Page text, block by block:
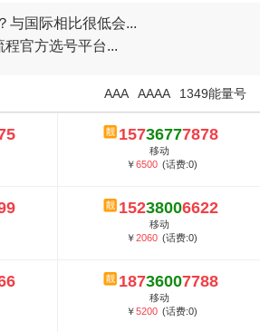
与国际相比很低会...
官方选号平台...
费...
资费...
与国际相比很低会...
程官方选号平台...
1349能量号
AAAA
AAA
15736777878
移动
￥6500 (话费:0)
15238006622
移动
￥2060 (话费:0)
18736007788
移动
￥5200 (话费:0)